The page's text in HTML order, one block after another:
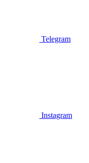
Telegram
Instagram